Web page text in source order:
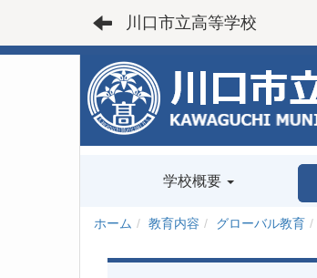
川口市立高等学校
学校概要
ホーム 教育内容 グローバル教育